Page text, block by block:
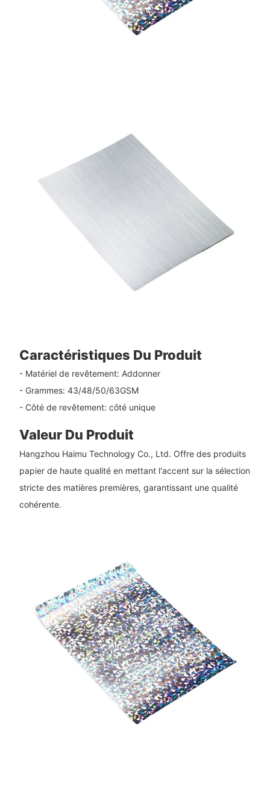
Caractéristiques Du Produit
- Matériel de revêtement: Addonner
- Grammes: 43/48/50/63GSM
- Côté de revêtement: côté unique
Valeur Du Produit
Hangzhou Haimu Technology Co., Ltd. Offre des produits
papier de haute qualité en mettant l'accent sur la sélection
stricte des matières premières, garantissant une qualité
cohérente.